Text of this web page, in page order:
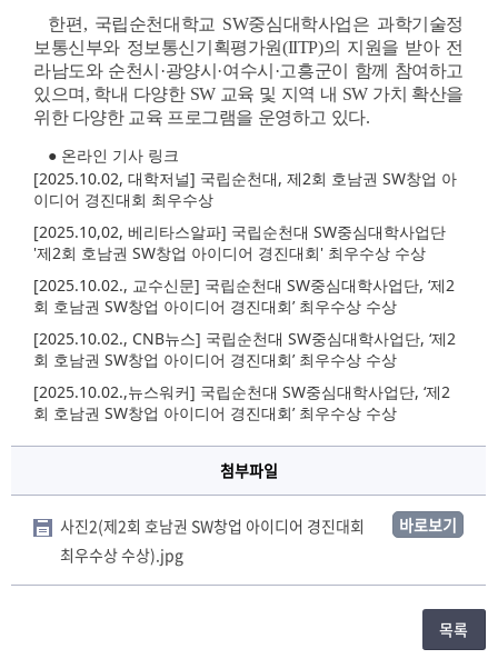
한편, 국립순천대학교 SW중심대학사업은 과학기술정
보통신부와 정보통신기획평가원(IITP)의 지원을 받아 전
라남도와 순천시·광양시·여수시·고흥군이 함께 참여하고
있으며, 학내 다양한 SW 교육 및 지역 내 SW 가치 확산을
위한 다양한 교육 프로그램을 운영하고 있다.
● 온라인 기사 링크
[2025.10.02, 대학저널] 국립순천대, 제2회 호남권 SW창업 아
이디어 경진대회 최우수상
[2025.10,02, 베리타스알파] 국립순천대 SW중심대학사업단
'제2회 호남권 SW창업 아이디어 경진대회' 최우수상 수상
[2025.10.02., 교수신문] 국립순천대 SW중심대학사업단, ‘제2
회 호남권 SW창업 아이디어 경진대회’ 최우수상 수상
[2025.10.02., CNB뉴스] 국립순천대 SW중심대학사업단, ‘제2
회 호남권 SW창업 아이디어 경진대회’ 최우수상 수상
[2025.10.02.,뉴스워커] 국립순천대 SW중심대학사업단, ‘제2
회 호남권 SW창업 아이디어 경진대회’ 최우수상 수상
첨부파일
사진2(제2회 호남권 SW창업 아이디어 경진대회
최우수상 수상).jpg
바로보기
목록